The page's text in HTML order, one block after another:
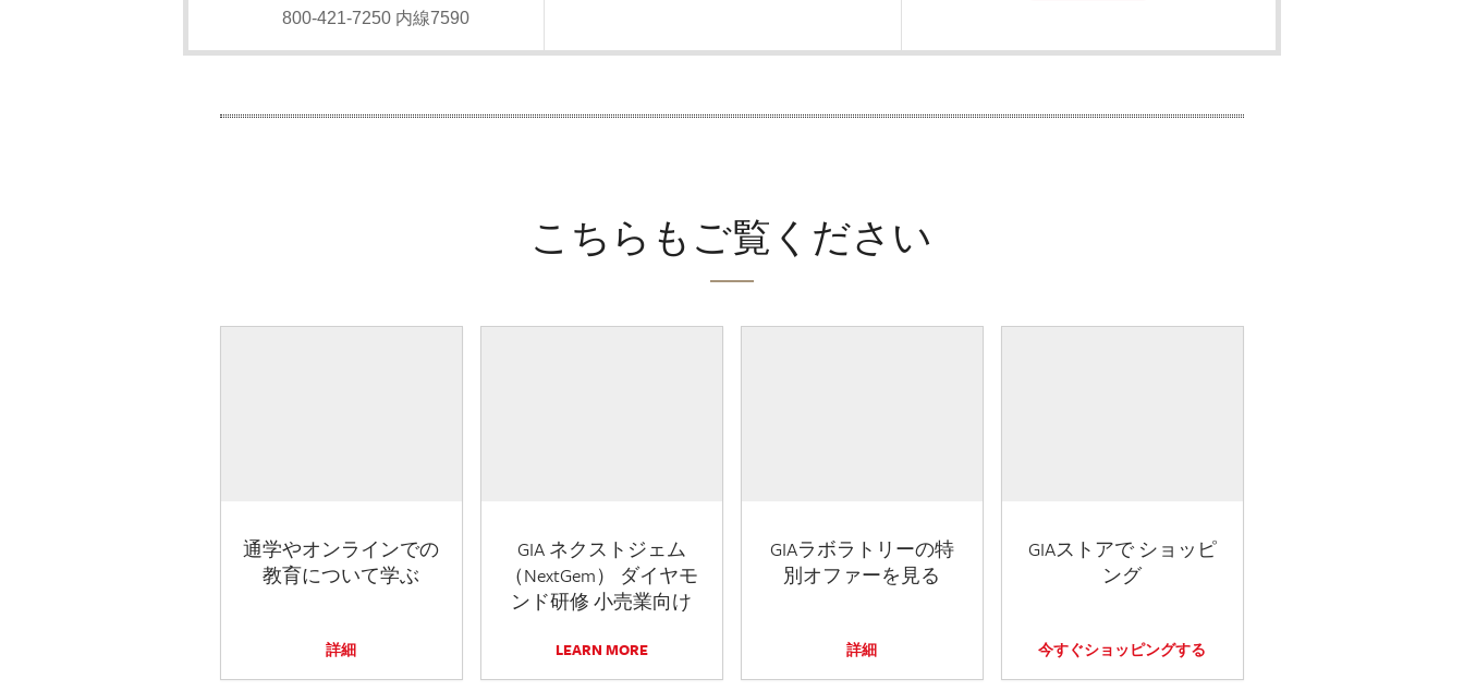
800-421-7250 内線7590
こちらもご覧ください
通学やオンラインでの
教育について学ぶ
詳細
GIA ネクストジェム
（NextGem） ダイヤモ
ンド研修 小売業向け
LEARN MORE
GIAラボラトリーの特
別オファーを見る
詳細
GIAストアで ショッピ
ング
今すぐショッピングする